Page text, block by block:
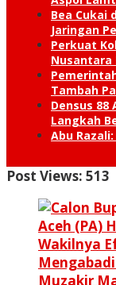
Bea Cukai
Jaringan
Perkuat
Nusantara
Tambah
Densus 88
Langkah
Abu
Post Views: 513